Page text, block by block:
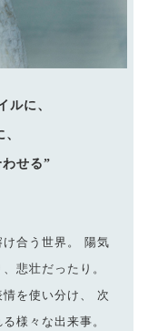
ルに、
せる”
合う世界。 陽気
悲壮だったり。
を使い分け、 次
様々な出来事。